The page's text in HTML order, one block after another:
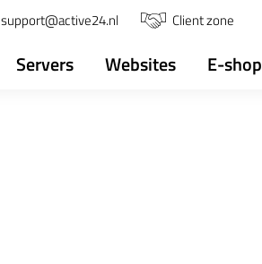
support@active24.nl Client zone
Servers Websites E-shop